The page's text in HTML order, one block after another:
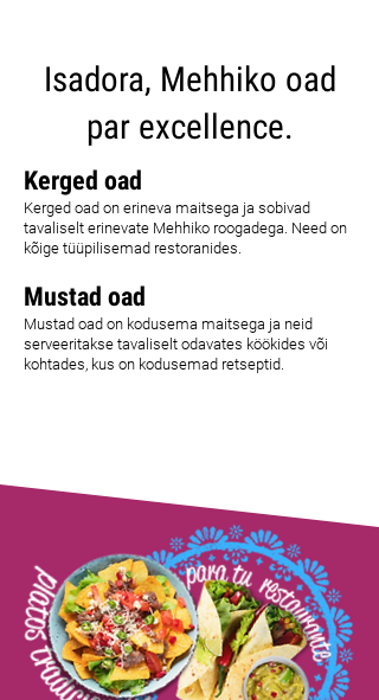
Isadora, Mehhiko oad
par excellence.
Kerged oad
Kerged oad on erineva maitsega ja sobivad
tavaliselt erinevate Mehhiko roogadega. Need on
kõige tüüpilisemad restoranides.
Mustad oad
Mustad oad on kodusema maitsega ja neid
serveeritakse tavaliselt odavates köökides või
kohtades, kus on kodusemad retseptid.